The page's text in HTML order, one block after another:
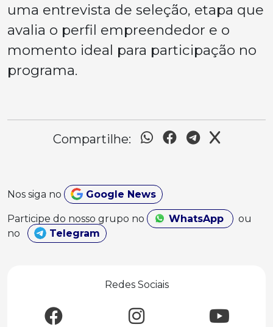
uma entrevista de seleção, etapa que
avalia o perfil empreendedor e o
momento ideal para participação no
programa.
Compartilhe:
Nos siga no Google News
Participe do nosso grupo no WhatsApp
ou
no
Telegram
Redes Sociais